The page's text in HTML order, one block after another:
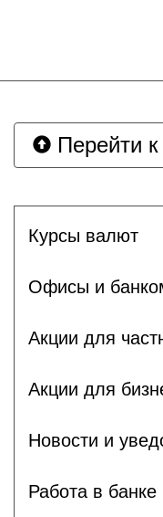
Перейти
Курсы валют
Офисы и
Акции для
Акции для
Новости и
Работа в банке